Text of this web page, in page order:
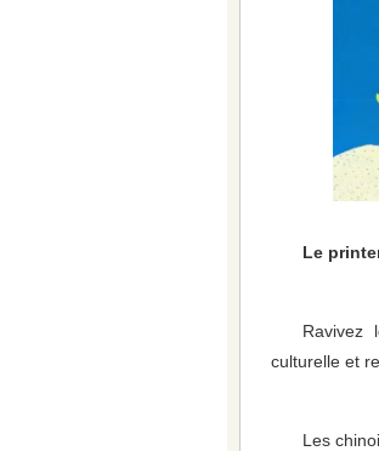
Le
Ravivez
culturelle et
Les